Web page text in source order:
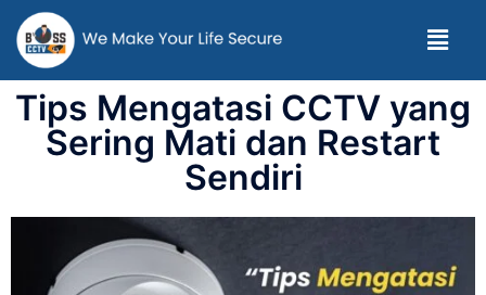
Tips Mengatasi CCTV yang
Sering Mati dan Restart
Sendiri